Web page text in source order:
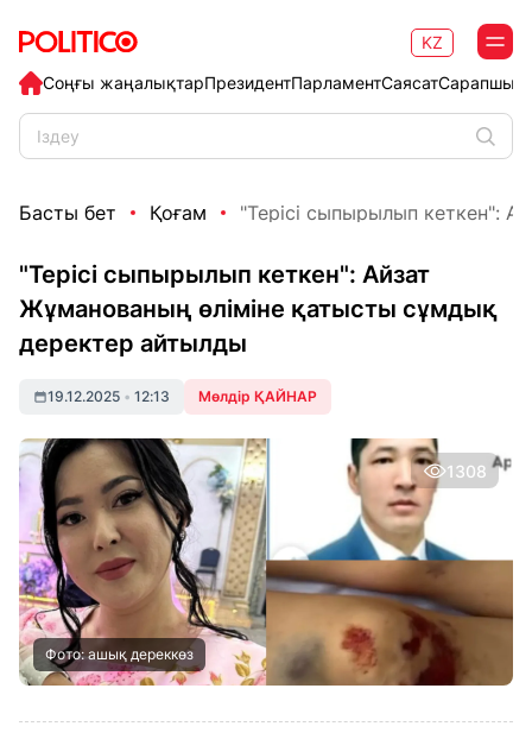
Соңғы жаңалықтарПрезидентПарламентСаясат
KZ
Басты бет Қоғам "Терісі сыпырылып кеткен":
"Терісі сыпырылып кеткен": Айзат
Жұманованың өліміне қатысты сұмдық
деректер айтылды
19.12.2025 • 12:13 Мөлдір ҚАЙНАР
1308
Фото: ашық дереккөз